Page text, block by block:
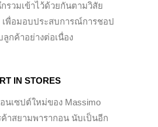
รวมเข้าไว้ด้วยกันตามวิสัย
พื่อมอบประสบการณ์การชอป
กค้าอย่างต่อเนื่อง
IN STORES
นเซปต์ใหม่ของ Massimo
าสยามพารากอน นับเป็นอีก